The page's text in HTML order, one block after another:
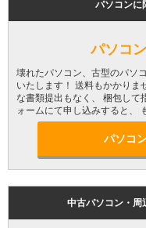
パソコンに
パソコ
壊れたパソコン、古型のパソ
いたします！ 送料もかかりま
な書類提出もなく、 梱包して
ォームにて申し込みすると、
パソコ
中古パソコン・周